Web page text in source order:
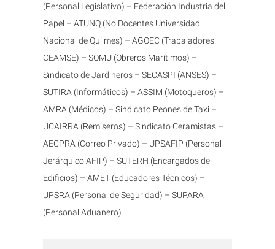
(Personal Legislativo) – Federación Industria del
Papel – ATUNQ (No Docentes Universidad
Nacional de Quilmes) – AGOEC (Trabajadores
CEAMSE) – SOMU (Obreros Marítimos) –
Sindicato de Jardineros – SECASPI (ANSES) –
SUTIRA (Informáticos) – ASSIM (Motoqueros) –
AMRA (Médicos) – Sindicato Peones de Taxi –
UCAIRRA (Remiseros) – Sindicato Ceramistas –
AECPRA (Correo Privado) – UPSAFIP (Personal
Jerárquico AFIP) – SUTERH (Encargados de
Edificios) – AMET (Educadores Técnicos) –
UPSRA (Personal de Seguridad) – SUPARA
(Personal Aduanero).